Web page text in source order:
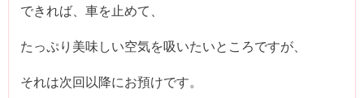
できれば、車を止めて、
たっぷり美味しい空気を吸いたいところですが、
それは次回以降にお預けです。